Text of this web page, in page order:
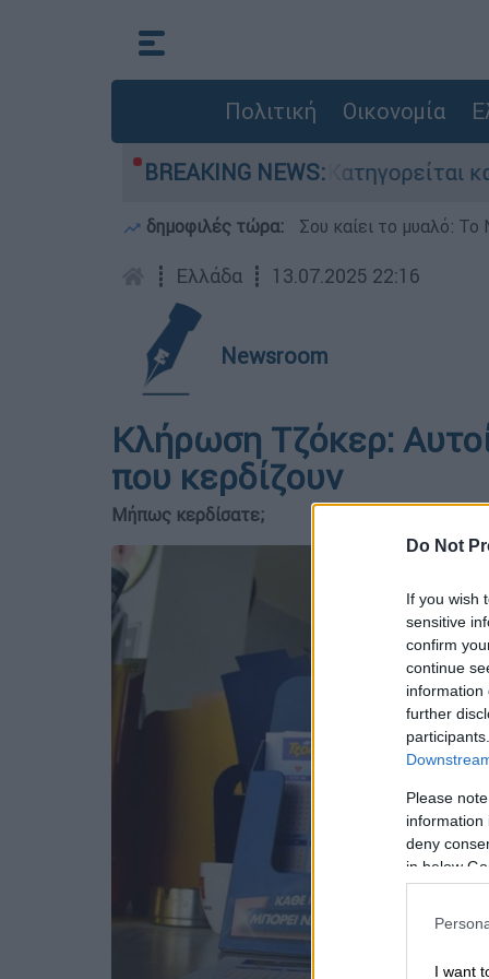
Do Not
If you wish
sensitive
confirm
continue
information
further
Please
information
deny
in below
I want
Πολιτική Οικονομία
BREAKING NEWS:
στην Ελλάδα - Κατηγορείται και
δημοφιλές τώρα: Σου καίει το μυαλό:
┋ Ελλάδα ┋ 13.07.2025 22:16
Newsroom
Κλήρωση Τζόκερ: Αυτοί
που κερδίζουν
Μήπως κερδίσατε;